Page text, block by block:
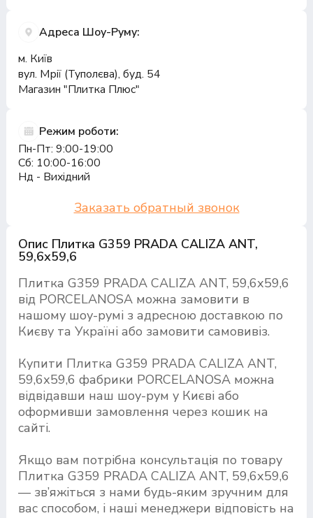
Опис Плитка G359 PRADA CALIZA ANT,
59,6х59,6
Плитка G359 PRADA CALIZA ANT, 59,6х59,6
від PORCELANOSA можна замовити в
нашому шоу-румі з адресною доставкою по
Києву та Україні або замовити самовивіз.
Купити Плитка G359 PRADA CALIZA ANT,
59,6х59,6 фабрики PORCELANOSA можна
відвідавши наш шоу-рум у Києві або
оформивши замовлення через кошик на
сайті.
Якщо вам потрібна консультація по товару
Плитка G359 PRADA CALIZA ANT, 59,6х59,6
— зв’яжіться з нами будь-яким зручним для
вас способом, і наші менеджери відповість на
Адреса Шоу-Руму:
м. Київ
вул. Мрії (Туполєва), буд. 54
Магазин "Плитка Плюс"
Режим роботи:
Пн-Пт: 9:00-19:00
Сб: 10:00-16:00
Нд - Вихідний
Заказать обратный звонок